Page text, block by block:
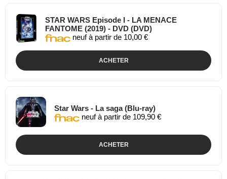
STAR WARS Episode I - LA MENACE
FANTOME (2019) - DVD (DVD)
neuf à partir de 10,00 €
ACHETER
Star Wars - La saga (Blu-ray)
neuf à partir de 109,90 €
ACHETER